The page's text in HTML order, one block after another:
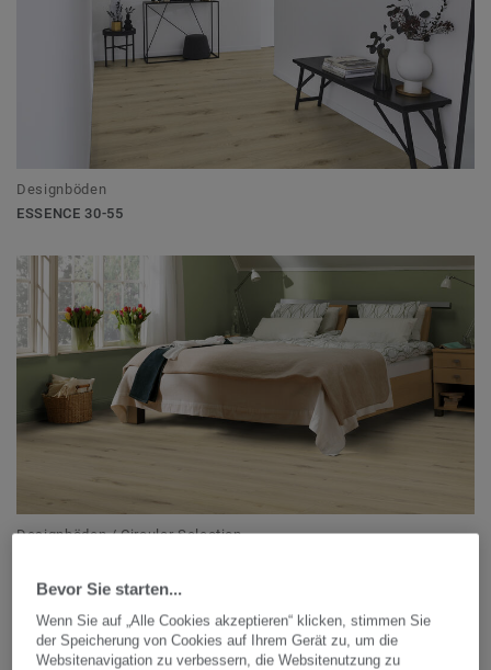
Designböden
ESSENCE 30-55
Designböden / Circular Selection
Bevor Sie starten...
Wenn Sie auf „Alle Cookies akzeptieren“ klicken, stimmen Sie
der Speicherung von Cookies auf Ihrem Gerät zu, um die
Websitenavigation zu verbessern, die Websitenutzung zu